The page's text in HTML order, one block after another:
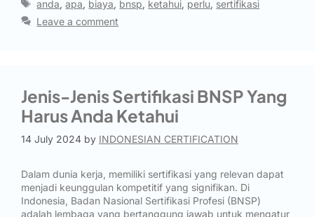
anda,apa, biaya, bnsp, ketahui, perlu, sertifikasi
Leave a comment
Jenis-Jenis Sertifikasi BNSP Yang
Harus Anda Ketahui
14 July 2024 by INDONESIAN CERTIFICATION
Dalam dunia kerja, memiliki sertifikasi yang relevan dapat
menjadi keunggulan kompetitif yang signifikan. Di
Indonesia, Badan Nasional Sertifikasi Profesi (BNSP)
adalah lembaga yang bertanggung jawab untuk mengatur